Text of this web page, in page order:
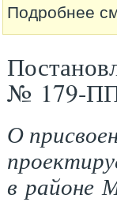
Подробнее
№ 179-ПП
О
в районе